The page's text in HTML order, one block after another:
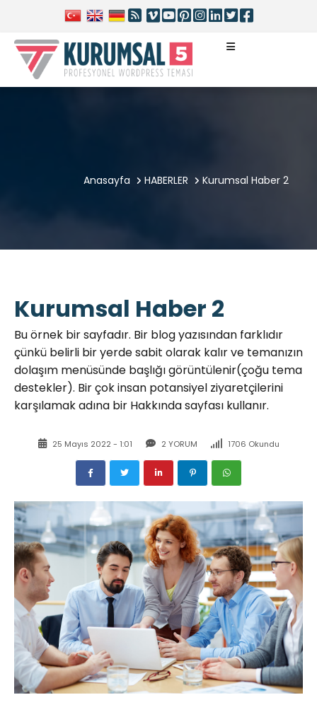
Anasayfa HABERLER Kurumsal Haber 2
Kurumsal Haber 2
Bu örnek bir sayfadır. Bir blog yazısından farklıdır
çünkü belirli bir yerde sabit olarak kalır ve temanızın
dolaşım menüsünde başlığı görüntülenir(çoğu tema
destekler). Bir çok insan potansiyel ziyaretçilerini
karşılamak adına bir Hakkında sayfası kullanır.
25 Mayıs 2022 - 1:01 2 YORUM 1706 Okundu